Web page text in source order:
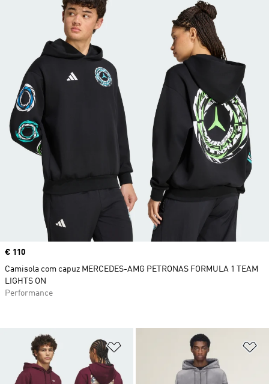
Adicionar à Lista de Desejos
Price
€ 110
Camisola com capuz MERCEDES-AMG PETRONAS FORMULA 1 TEAM
LIGHTS ON
Performance